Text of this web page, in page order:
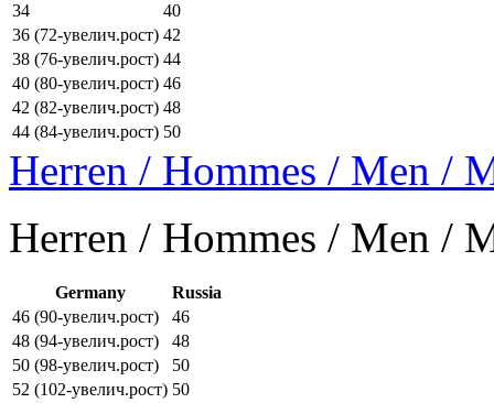
34
40
36 (72-увелич.рост) 42
38 (76-увелич.рост) 44
40 (80-увелич.рост) 46
42 (82-увелич.рост) 48
44 (84-увелич.рост) 50
Herren / Hommes / Men /
Herren / Hommes / Men /
Germany
Russia
46 (90-увелич.рост)
46
48 (94-увелич.рост)
48
50 (98-увелич.рост)
50
52 (102-увелич.рост) 50